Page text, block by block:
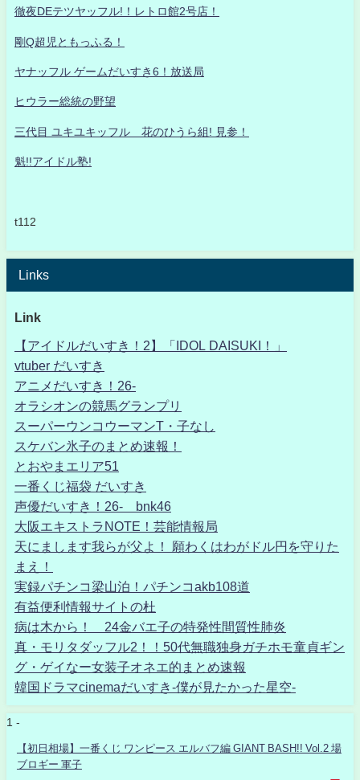
徹夜DEテツヤッフル!！レトロ館2号店！
剛Q超児ともっふる！
ヤナッフル ゲームだいすき6！放送局
ヒウラー総統の野望
三代目 ユキユキッフル 花のひうら組! 見参！
魁!!アイドル塾!
t112
Links
Link
【アイドルだいすき！2】「IDOL DAISUKI！」
vtuber だいすき
アニメだいすき！26-
オラシオンの競馬グランプリ
スーパーウンコウーマンT・子なし
スケバン氷子のまとめ速報！
とおやまエリア51
一番くじ福袋 だいすき
声優だいすき！26- bnk46
大阪エキストラNOTE！芸能情報局
天にまします我らが父よ！ 願わくはわがドル円を守りた
まえ！
実録パチンコ梁山泊！パチンコakb108道
有益便利情報サイトの杜
病は木から！ 24金バエ子の特発性間質性肺炎
真・モリタダッフル2！！50代無職独身ガチホモ童貞ギン
グ・ゲイなー女装子オネエ的まとめ速報
韓国ドラマcinemaだいすき-僕が見たかった星空-
1 -
【初日相場】一番くじ ワンピース エルバフ編 GIANT BASH!! Vol.2 場
ブロギー 軍子